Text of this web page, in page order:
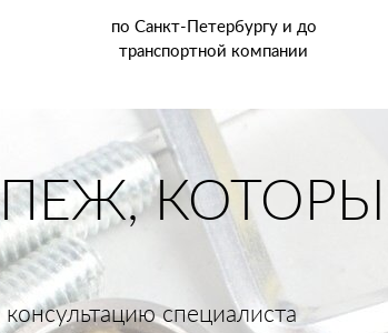
по Санкт-Петербургу и до
транспортной компании
специалиста